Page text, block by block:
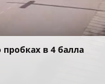
в 4 балла